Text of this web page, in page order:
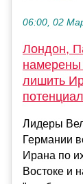
06:00, 02
Лондон,
намерены
лишить
Лидеры
Германии
Ирана по
Востоке и